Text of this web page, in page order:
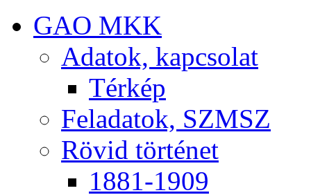
GAO MKK
Ada­tok, kap­cso­lat
Tér­kép
Fel­ada­tok, SZMSZ
Rö­vid tör­té­net
1881-1909